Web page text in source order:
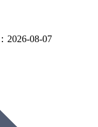
2026-08-07